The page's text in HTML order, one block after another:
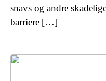
snavs og andre
barriere […]